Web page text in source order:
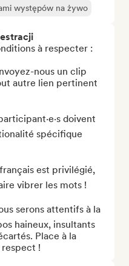
występów na żywo
à respecter :
nous un clip
autre lien pertinent
doivent
spécifique
est privilégié,
vibrer les mots !
serons attentifs à la
haineux, insultants
Place à la
!